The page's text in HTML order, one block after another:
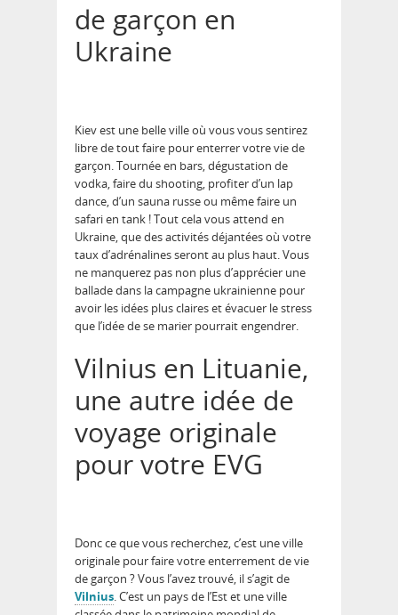
de garçon en
Ukraine
Kiev est une belle ville où vous vous sentirez
libre de tout faire pour enterrer votre vie de
garçon. Tournée en bars, dégustation de
vodka, faire du shooting, profiter d’un lap
dance, d’un sauna russe ou même faire un
safari en tank ! Tout cela vous attend en
Ukraine, que des activités déjantées où votre
taux d’adrénalines seront au plus haut. Vous
ne manquerez pas non plus d’apprécier une
ballade dans la campagne ukrainienne pour
avoir les idées plus claires et évacuer le stress
que l’idée de se marier pourrait engendrer.
Vilnius en Lituanie,
une autre idée de
voyage originale
pour votre EVG
Donc ce que vous recherchez, c’est une ville
originale pour faire votre enterrement de vie
de garçon ? Vous l’avez trouvé, il s’agit de
Vilnius. C’est un pays de l’Est et une ville